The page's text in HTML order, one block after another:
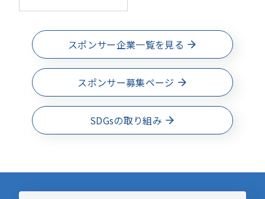
スポンサー企業一覧を見る
スポンサー募集ページ
SDGsの取り組み